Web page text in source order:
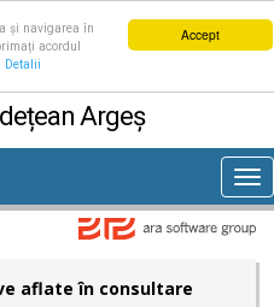
Accept
și navigarea în
acordul
Detalii
Argeș
aflate în consultare